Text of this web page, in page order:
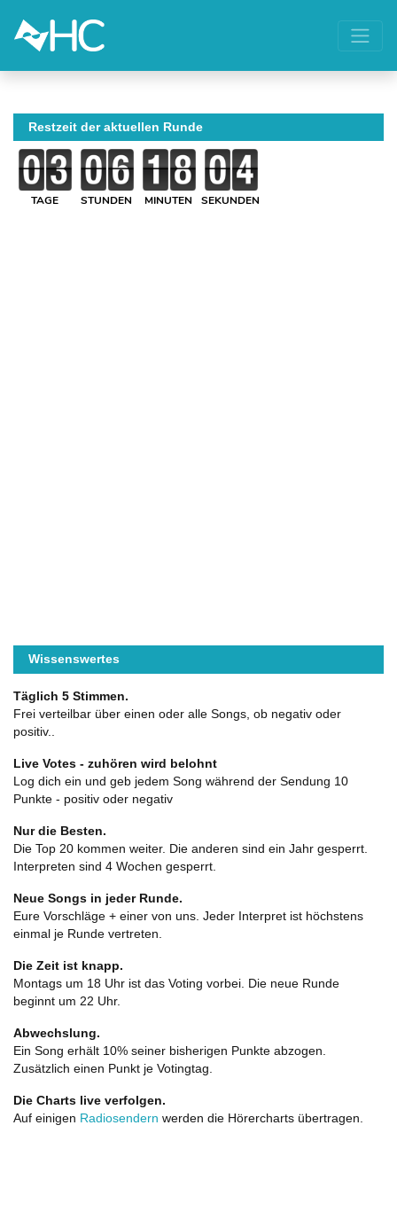
Restzeit der aktuellen Runde
TAGE STUNDEN MINUTEN SEKUNDEN
Wissenswertes
Täglich 5 Stimmen.
Frei verteilbar über einen oder alle Songs, ob negativ oder
positiv..
Live Votes - zuhören wird belohnt
Log dich ein und geb jedem Song während der Sendung 10
Punkte - positiv oder negativ
Nur die Besten.
Die Top 20 kommen weiter. Die anderen sind ein Jahr gesperrt.
Interpreten sind 4 Wochen gesperrt.
Neue Songs in jeder Runde.
Eure Vorschläge + einer von uns. Jeder Interpret ist höchstens
einmal je Runde vertreten.
Die Zeit ist knapp.
Montags um 18 Uhr ist das Voting vorbei. Die neue Runde
beginnt um 22 Uhr.
Abwechslung.
Ein Song erhält 10% seiner bisherigen Punkte abzogen.
Zusätzlich einen Punkt je Votingtag.
Die Charts live verfolgen.
Auf einigen Radiosendern werden die Hörercharts übertragen.